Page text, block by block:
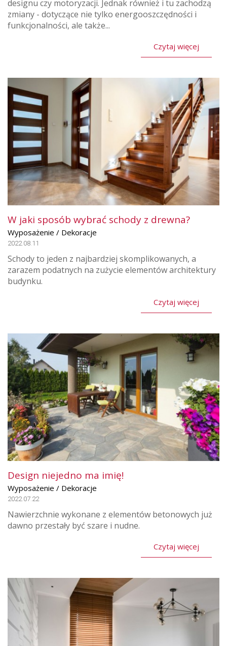
designu czy motoryzacji. Jednak również i tu zachodzą
zmiany - dotyczące nie tylko energooszczędności i
funkcjonalności, ale także...
Czytaj więcej
W jaki sposób wybrać schody z drewna?
Wyposażenie / Dekoracje
2022.08.11
Schody to jeden z najbardziej skomplikowanych, a
zarazem podatnych na zużycie elementów architektury
budynku.
Czytaj więcej
Design niejedno ma imię!
Wyposażenie / Dekoracje
2022.07.22
Nawierzchnie wykonane z elementów betonowych już
dawno przestały być szare i nudne.
Czytaj więcej